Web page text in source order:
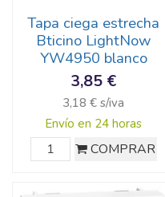
Tapa ciega estrecha
Bticino LightNow
YW4950 blanco
3,85 €
3,18 € s/iva
Envío en 24 horas
COMPRAR